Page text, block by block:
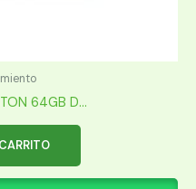
64GB D...